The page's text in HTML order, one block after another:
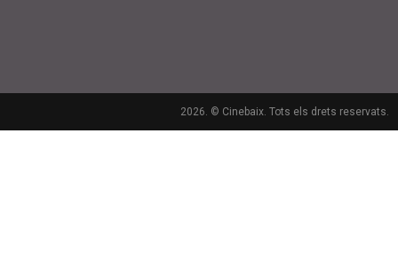
2026. © Cinebaix. Tots els drets reservats.